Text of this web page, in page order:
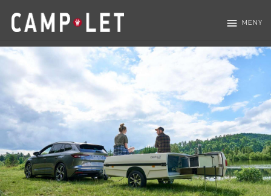
menu MENY